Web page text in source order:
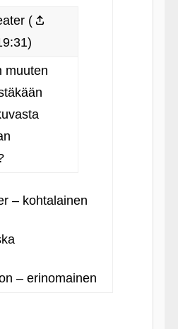
(
muuten
– kohtalainen
– erinomainen